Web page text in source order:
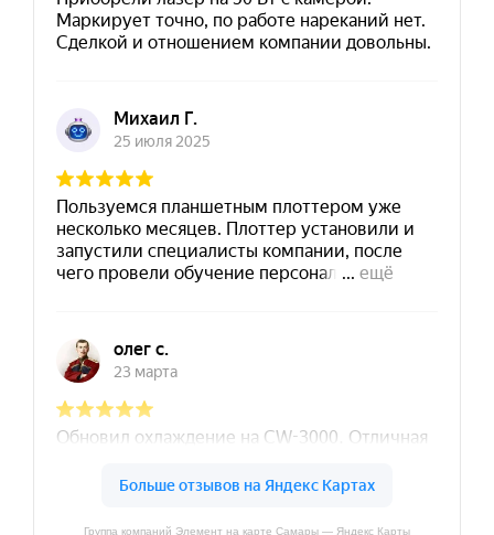
Группа компаний Элемент на карте Самары — Яндекс Карты